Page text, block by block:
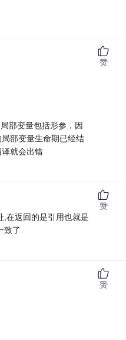
部变量包括形参，因
部变量生命期已经结
就会出错
赞
,在返回的是引用也就是
致了
赞
赞